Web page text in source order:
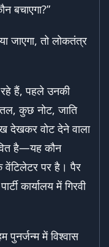
बचाएगा?”
जाएगा, तो लोकतंत्र
रहे हैं, पहले उनकी
कुछ नोट, जाति
देखकर वोट देने वाला
है—यह कौन
वेंटिलेटर पर है। पैर
कार्यालय में गिरवी
पुनर्जन्म में विश्वास